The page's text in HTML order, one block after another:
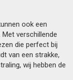
ook een
verschillende
die perfect bij
van een strakke,
wij hebben de